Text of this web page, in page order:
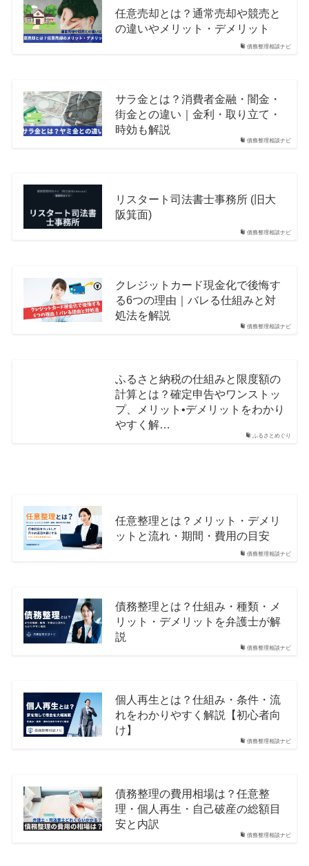
債務整理相談ナビ
任意売却とは？通常売却や競売と
の違いやメリット・デメリット
債務整理相談ナビ
サラ金とは？消費者金融・闇金・
街金との違い｜金利・取り立て・
時効も解説
債務整理相談ナビ
リスタート司法書士事務所 (旧大
阪箕面)
債務整理相談ナビ
クレジットカード現金化で後悔す
る6つの理由｜バレる仕組みと対
処法を解説
ふるさとめぐり
ふるさと納税の仕組みと限度額の
計算とは？確定申告やワンストッ
プ、メリット•デメリットをわかり
やすく解…
債務整理相談ナビ
任意整理とは？メリット・デメリ
ットと流れ・期間・費用の目安
債務整理相談ナビ
債務整理とは？仕組み・種類・メ
リット・デメリットを弁護士が解
説
債務整理相談ナビ
個人再生とは？仕組み・条件・流
れをわかりやすく解説【初心者向
け】
債務整理相談ナビ
債務整理の費用相場は？任意整
理・個人再生・自己破産の総額目
安と内訳